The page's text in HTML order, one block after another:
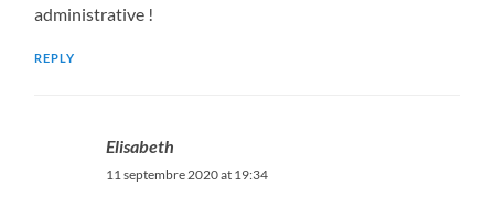
administrative !
REPLY
Elisabeth
11 septembre 2020 at 19:34